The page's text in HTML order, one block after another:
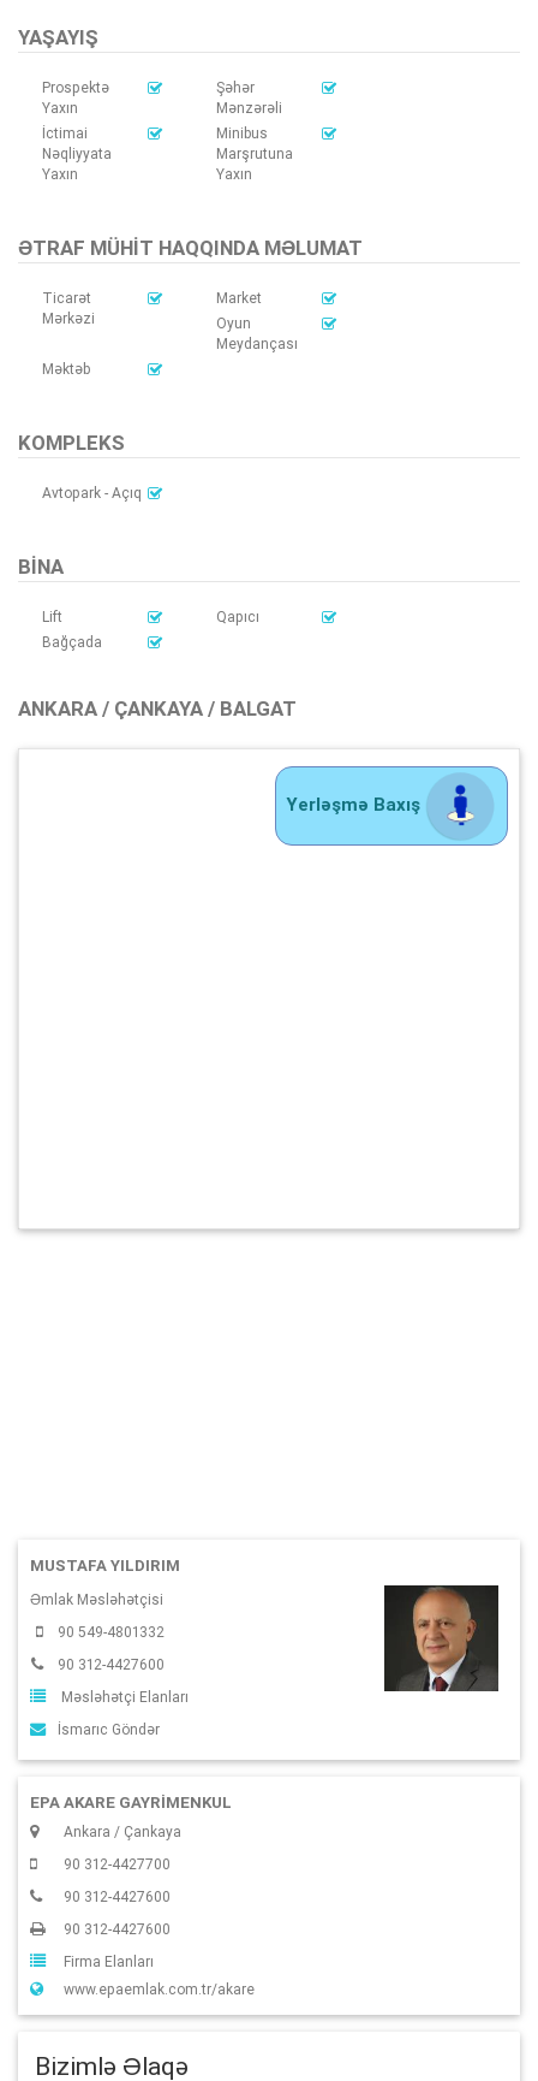
YAŞAYIŞ
Prospektə
Yaxın
Şəhər
Mənzərəli
İctimai
Nəqliyyata
Yaxın
Minibus
Marşrutuna
Yaxın
ƏTRAF MÜHIT HAQQINDA MƏLUMAT
Ticarət
Mərkəzi
Market
Oyun
Meydançası
Məktəb
KOMPLEKS
Avtopark - Açıq
BINA
Lift
Qapıcı
Bağçada
ANKARA / ÇANKAYA / BALGAT
Yerləşmə Baxış
MUSTAFA YILDIRIM
Əmlak Məsləhətçisi
90 549-4801332
90 312-4427600
Məsləhətçi Elanları
İsmarıc Göndər
EPA AKARE GAYRİMENKUL
Ankara / Çankaya
90 312-4427700
90 312-4427600
90 312-4427600
Firma Elanları
www.epaemlak.com.tr/akare
Bizimlə Əlaqə